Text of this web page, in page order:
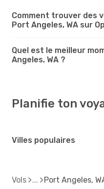
Comment trouver des
Port Angeles, WA sur
Quel est le meilleur
Angeles, WA ?
Planifie ton
Villes populaires
Vols Port Angeles,